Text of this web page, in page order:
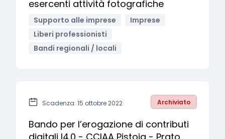
esercenti attività fotografiche
Supporto alle imprese
Imprese
Liberi professionisti
Bandi regionali / locali
Scadenza: 15 ottobre 2022 Archiviato
Bando per l’erogazione di contributi